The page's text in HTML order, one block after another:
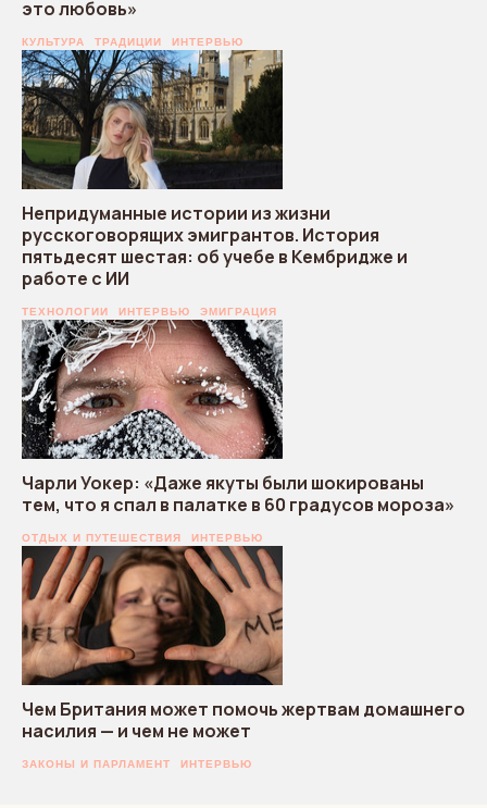
это любовь»
КУЛЬТУРА ТРАДИЦИИ ИНТЕРВЬЮ
Непридуманные истории из жизни
русскоговорящих эмигрантов. История
пятьдесят шестая: об учебе в Кембридже и
работе с ИИ
ТЕХНОЛОГИИ ИНТЕРВЬЮ ЭМИГРАЦИЯ
Чарли Уокер: «Даже якуты были шокированы
тем, что я спал в палатке в 60 градусов мороза»
ОТДЫХ И ПУТЕШЕСТВИЯ ИНТЕРВЬЮ
Чем Британия может помочь жертвам домашнего
насилия — и чем не может
ЗАКОНЫ И ПАРЛАМЕНТ ИНТЕРВЬЮ